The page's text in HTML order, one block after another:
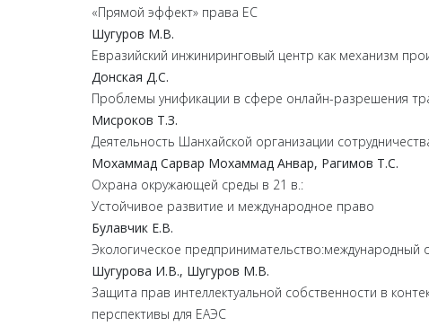
«Прямой эффект» права ЕС
Шугуров М.В.
Евразийский инжиниринговый центр как механизм
Донская Д.С.
Проблемы унификации в сфере онлайн-разрешения
Мисроков Т.З.
Деятельность Шанхайской организации
Мохаммад Сарвар Мохаммад Анвар, Рагимов Т.С.
Охрана окружающей среды в 21 в.:
Устойчивое развитие и международное право
Булавчик Е.В.
Экологическое предпринимательство:международный
Шугурова И.В., Шугуров М.В.
Защита прав интеллектуальной собственности в
перспективы для ЕАЭС